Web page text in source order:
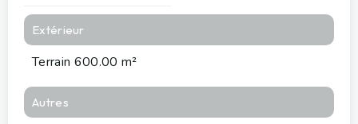
Extérieur
Terrain 600.00 m²
Autres